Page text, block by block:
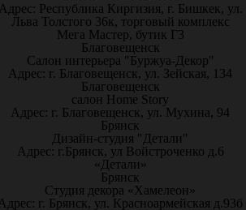
Республика Киргизия, г. Бишкек, ул.
Льва Толстого 36к, торговый комплекс
Мега Мастер, бутик Г3
Благовещенск
Салон интерьера "Буржуа-Декор"
Адрес: г. Благовещенск, ул. Зейская, 134
Благовещенск
салон Home Story
Адрес: г. Благовещенск, ул. Мухина, 94
Брянск
Дизайн-студия "Детали"
Адрес: г.Брянск, ул Войстроченко д.6
«Детали»
Брянск
Студия декора «Хамелеон»
г. Брянск, ул. Красноармейская д.93б